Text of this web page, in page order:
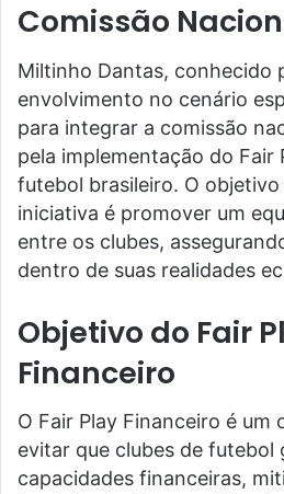
Comissão
Miltinho Dantas, conhecido
envolvimento no cenário
para integrar a comissão
pela implementação do Fair
futebol brasileiro. O
iniciativa é promover um
entre os clubes,
dentro de suas realidades
Objetivo do Fair
Financeiro
O Fair Play Financeiro é um
evitar que clubes de futebol
capacidades financeiras,